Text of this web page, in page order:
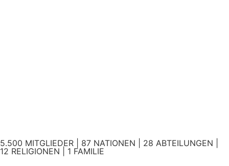
5.500 MITGLIEDER | 87 NATIONEN | 28 ABTEILUNGEN |
12 RELIGIONEN | 1 FAMILIE